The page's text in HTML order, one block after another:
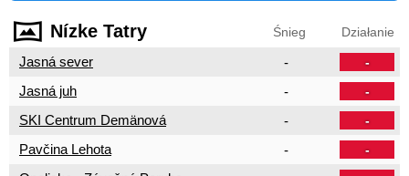
Nízke Tatry Śnieg Działanie
Jasná sever - -
Jasná juh - -
SKI Centrum Demänová - -
Pavčina Lehota - -